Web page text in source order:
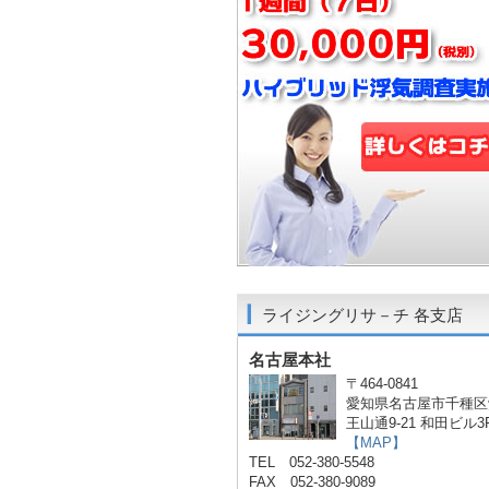
ライジングリサ－チ 各支店
名古屋本社
〒464-0841
愛知県名古屋市千種
王山通9-21 和田ビル
【MAP】
TEL 052-380-5548
FAX 052-380-9089